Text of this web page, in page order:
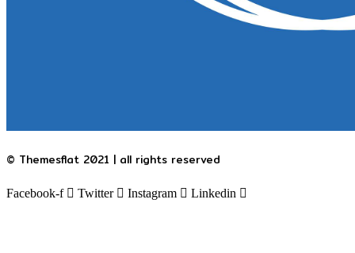
© Themesflat 2021 | all rights reserved
Facebook-f Twitter Instagram Linkedin